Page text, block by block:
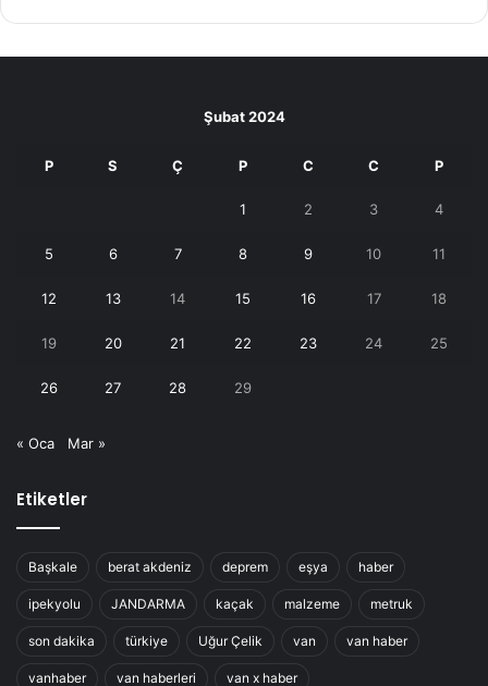
Şubat 2024
P S Ç P C C P
1 2 3 4
5 6 7 8 9 10 11
12 13 14 15 16 17 18
19 20 21 22 23 24 25
26 27 28 29
« Oca Mar »
Etiketler
Başkale berat akdeniz deprem eşya haber
ipekyolu JANDARMA kaçak malzeme metruk
son dakika türkiye Uğur Çelik van van haber
vanhaber van haberleri van x haber